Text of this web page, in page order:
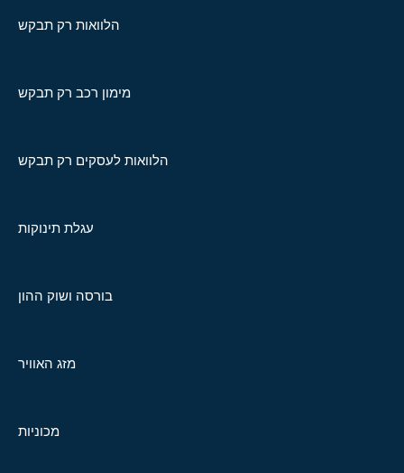
הלוואות רק תבקש
מימון רכב רק תבקש
הלוואות לעסקים רק תבקש
עגלת תינוקות
בורסה ושוק ההון
מזג האוויר
מכוניות